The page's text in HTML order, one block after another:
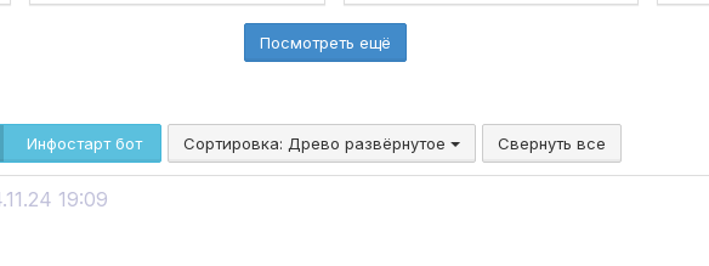
Посмотреть ещё
Инфостарт бот Сортировка: Древо развёрнутое Свернуть все
19:09